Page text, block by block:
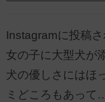
Instagramに投稿
女の子に大型犬が
犬の優しさにはほ
ミどころもあって